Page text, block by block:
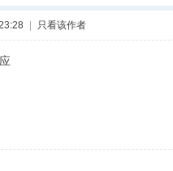
只看该作者